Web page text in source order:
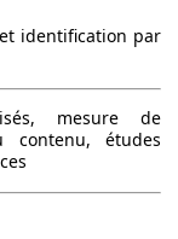
mmidentification par
mesure de
contenu, études